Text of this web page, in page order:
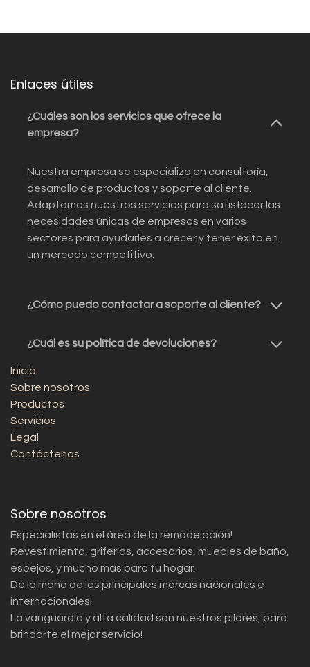
Enlaces útiles
¿Cuáles son los servicios que ofrece la
empresa?
Nuestra empresa se especializa en consultoría,
desarrollo de productos y soporte al cliente.
Adaptamos nuestros servicios para satisfacer las
necesidades únicas de empresas en varios
sectores para ayudarles a crecer y tener éxito en
un mercado competitivo.
¿Cómo puedo contactar a soporte al cliente?
¿Cuál es su política de devoluciones?
Inicio
Sobre nosotros
Productos
Servicios
Legal
Contáctenos
Sobre nosotros
Especialistas en el área de la remodelación!
Revestimiento, griferías, accesorios, muebles de baño,
espejos, y mucho más para tu hogar.
De la mano de las principales marcas nacionales e
internacionales!
La vanguardia y alta calidad son nuestros pilares, para
brindarte el mejor servicio!